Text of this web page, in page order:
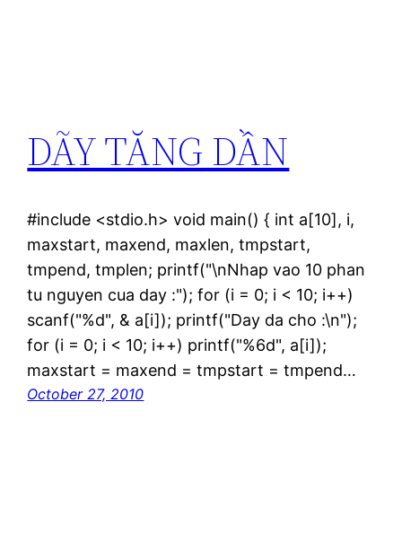
DÃY TĂNG DẦN
#include <stdio.h> void main() { int a[10], i,
maxstart, maxend, maxlen, tmpstart,
tmpend, tmplen; printf("\nNhap vao 10 phan
tu nguyen cua day :"); for (i = 0; i < 10; i++)
scanf("%d", & a[i]); printf("Day da cho :\n");
for (i = 0; i < 10; i++) printf("%6d", a[i]);
maxstart = maxend = tmpstart = tmpend…
October 27, 2010